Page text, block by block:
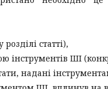
статті),
інструментів ШІ
надані